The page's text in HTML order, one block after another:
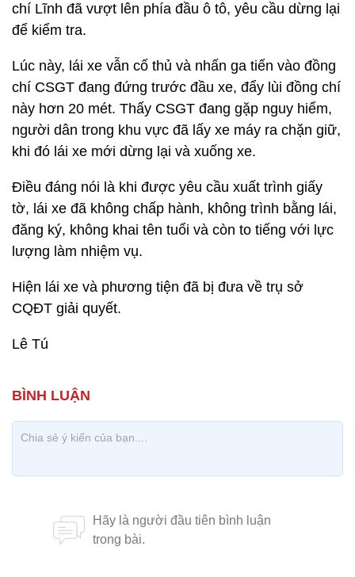
chí Lĩnh đã vượt lên phía đầu ô tô, yêu cầu dừng lại
để kiểm tra.
Lúc này, lái xe vẫn cố thủ và nhấn ga tiến vào đồng
chí CSGT đang đứng trước đầu xe, đẩy lùi đồng chí
này hơn 20 mét. Thấy CSGT đang gặp nguy hiểm,
người dân trong khu vực đã lấy xe máy ra chặn giữ,
khi đó lái xe mới dừng lại và xuống xe.
Điều đáng nói là khi được yêu cầu xuất trình giấy
tờ, lái xe đã không chấp hành, không trình bằng lái,
đăng ký, không khai tên tuổi và còn to tiếng với lực
lượng làm nhiệm vụ.
Hiện lái xe và phương tiện đã bị đưa về trụ sở
CQĐT giải quyết.
Lê Tú